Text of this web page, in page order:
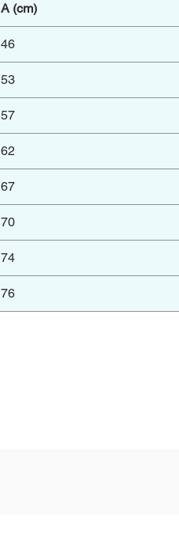
A (cm)
46
53
57
62
67
70
74
76